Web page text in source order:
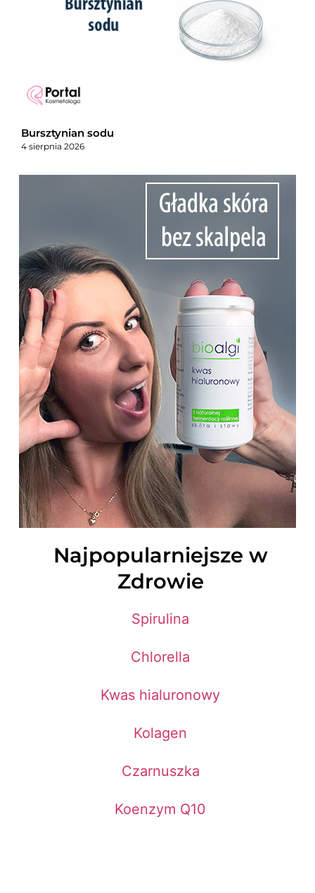
Bursztynian sodu
4 sierpnia 2026
Najpopularniejsze w
Zdrowie
Spirulina
Chlorella
Kwas hialuronowy
Kolagen
Czarnuszka
Koenzym Q10